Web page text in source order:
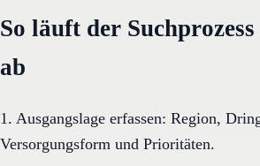
So läuft der
ab
1. Ausgangslage erfassen: Region,
Versorgungsform und Prioritäten.